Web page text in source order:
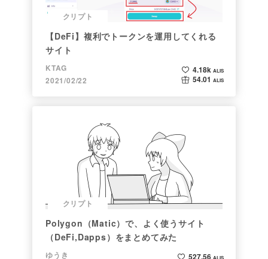
クリプト
【DeFi】複利でトークンを運用してくれる
サイト
KTAG
2021/02/22
4.18k ALIS
54.01 ALIS
クリプト
Polygon（Matic）で、よく使うサイト
（DeFi,Dapps）をまとめてみた
ゆうき
527.56